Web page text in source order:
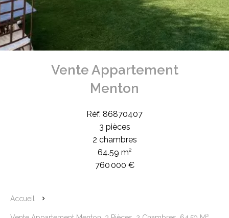
Vente Appartement
Menton
Réf. 86870407
3 pièces
2 chambres
64.59 m²
760 000 €
Accueil